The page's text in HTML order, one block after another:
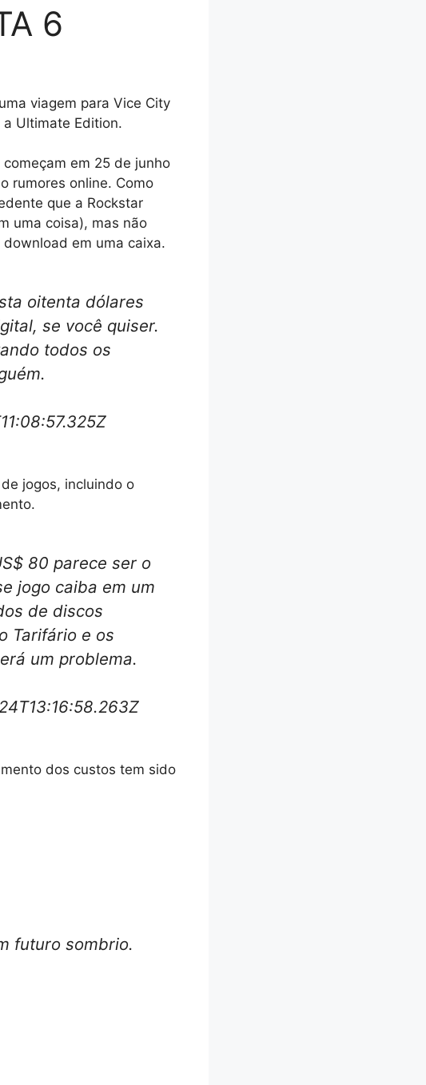
6
viagem para Vice City
Ultimate Edition.
em 25 de junho
rumores online. Como
que a Rockstar
uma coisa), mas não
em uma caixa.
oitenta dólares
se você quiser.
todos os
jogos, incluindo o
80 parece ser o
jogo caiba em um
de discos
Tarifário e os
um problema.
dos custos tem sido
futuro sombrio.